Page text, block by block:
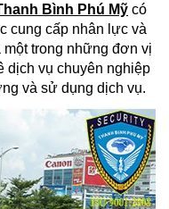
Bình Phú Mỹ có
cung cấp nhân lực và
trong những đơn vị
dịch vụ chuyên nghiệp
và sử dụng dịch vụ.